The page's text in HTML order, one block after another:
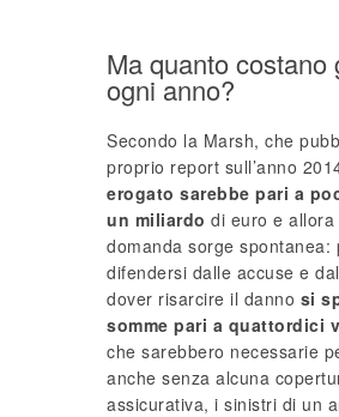
Ma quanto costano
ogni anno?
Secondo la Marsh, che
proprio report sull’anno
erogato sarebbe pari a
un miliardo di euro e allora
domanda sorge spontanea:
difendersi dalle accuse e
dover risarcire il danno si
somme pari a quattordici
che sarebbero necessarie
anche senza alcuna
assicurativa, i sinistri di un